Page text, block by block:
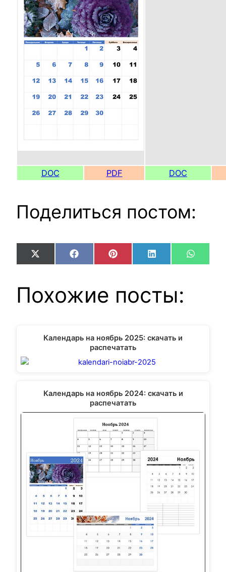
DOC PDF DOC
Поделиться постом:
Share
on
X
(Twitter)
Share
on
FacebookShare
on
Pinterest Share
on
LinkedIn Share
on
Похожие посты:
Календарь на ноябрь 2025: скачать и
распечатать
Календарь на ноябрь 2024: скачать и
распечатать